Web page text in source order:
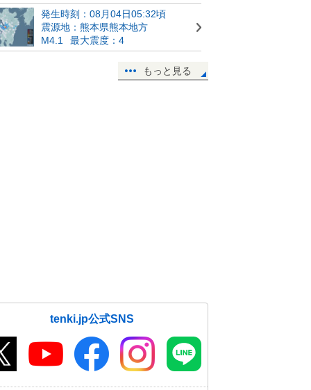
発生時刻：08月04日05:32頃
震源地：熊本県熊本地方
M4.1
最大震度：4
もっと見る
tenki.jp公式SNS